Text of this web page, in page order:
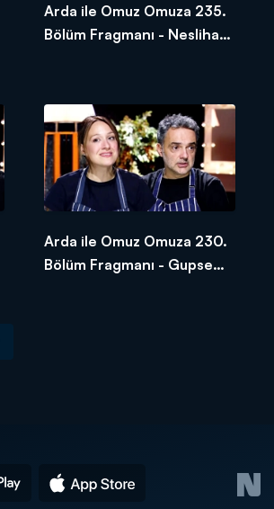
Arda ile Omuz Omuza 235.
Bölüm Fragmanı - Neslihan
Arda ile Omuz Omuza 230.
Bölüm Fragmanı - Gupse